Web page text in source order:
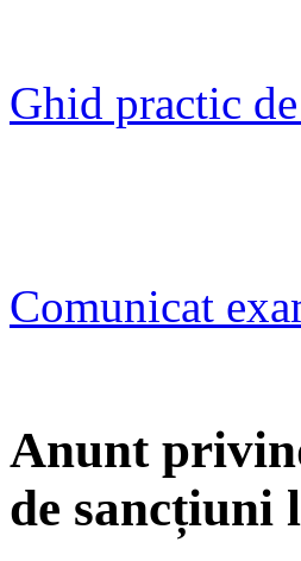
Ghid practic
Comunicat
Anunt
de sancțiuni